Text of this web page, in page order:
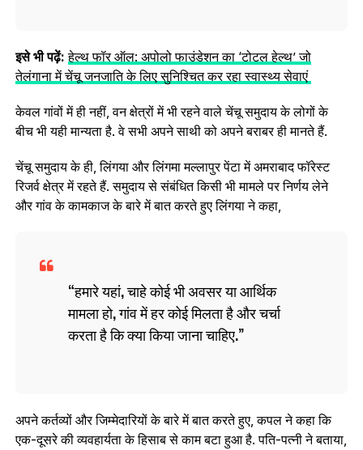
इसे भी पढ़ें: हेल्थ फॉर ऑल: अपोलो फाउंडेशन का ‘टोटल हेल्थ’ जो
तेलंगाना में चेंचू जनजाति के लिए सुनिश्चित कर रहा स्वास्थ्य सेवाएं
केवल गांवों में ही नहीं, वन क्षेत्रों में भी रहने वाले चेंचू समुदाय के लोगों के
बीच भी यही मान्यता है. वे सभी अपने साथी को अपने बराबर ही मानते हैं.
चेंचू समुदाय के ही, लिंगया और लिंगमा मल्लापुर पेंटा में अमराबाद फॉरेस्ट
रिजर्व क्षेत्र में रहते हैं. समुदाय से संबंधित किसी भी मामले पर निर्णय लेने
और गांव के कामकाज के बारे में बात करते हुए लिंगया ने कहा,
हमारे यहां, चाहे कोई भी अवसर या आर्थिक
मामला हो, गांव में हर कोई मिलता है और चर्चा
करता है कि क्या किया जाना चाहिए.
अपने कर्तव्यों और जिम्मेदारियों के बारे में बात करते हुए, कपल ने कहा कि
एक-दूसरे की व्यवहार्यता के हिसाब से काम बटा हुआ है. पति-पत्नी ने बताया,